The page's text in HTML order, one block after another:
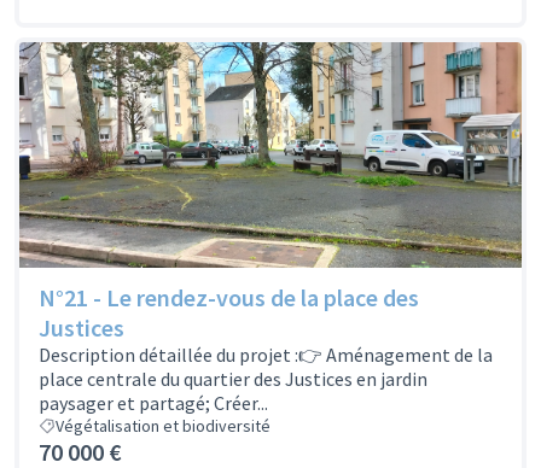
N°21 - Le rendez-vous de la place des
Justices
Description détaillée du projet :👉 Aménagement de la
place centrale du quartier des Justices en jardin
paysager et partagé; Créer...
Végétalisation et biodiversité
70 000 €